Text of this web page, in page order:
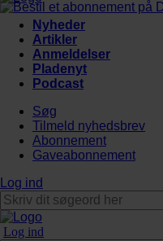
Nyheder
Artikler
Anmeldelser
Pladenyt
Podcast
Søg
Tilmeld nyhedsbrev
Abonnement
Gaveabonnement
Log ind
Log ind